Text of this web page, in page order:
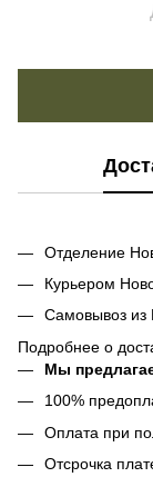
Отделение
Курьером
Самовывоз из
Подробнее о
Мы
100%
Оплата при
Отсрочка